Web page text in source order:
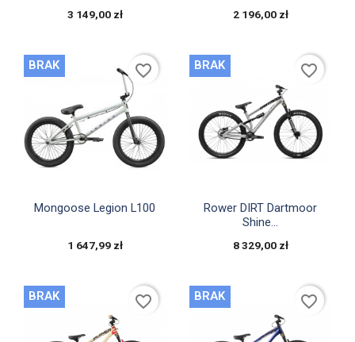
3 149,00 zł 2 196,00 zł
Szybki podgląd
Mongoose Legion L100
1 647,99 zł
BRAK favorite_border
Szybki podgląd
Rower DIRT Dartmoor
Shine...
8 329,00 zł
BRAK favorite_border
BRAK favorite_border BRAK favorite_border